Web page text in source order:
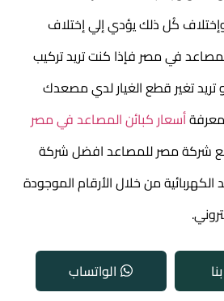
كُل ذلك يؤدي إلي إختلاف
في مصر فإذا كنت تريد تركيب
تغير قطع الغيار لدي مصعدك
أسعار كبائن المصاعد في مصر
شركة مصر للمصاعد افضل شركة
من خلال الأرقام الموجودة
الواتساب